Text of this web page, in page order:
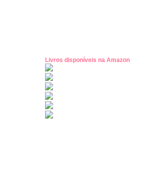
Livros disponíveis na Amazon